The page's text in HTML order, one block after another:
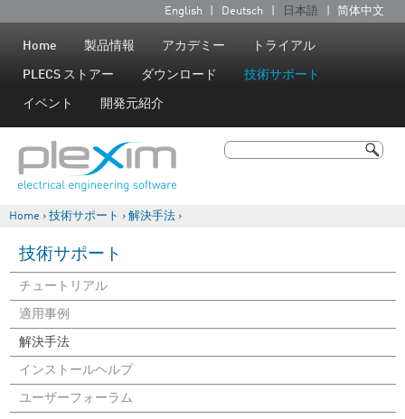
Jump to navigation
言
語
English Deutsch 日本語 简体中文
Home 製品情報 アカデミー トライアル
PLECS ストアー ダウンロード 技術サポート
イベント 開発元紹介
検索
現在地
Home › 技術サポート › 解決手法 ›
技術サポート
チュートリアル
適用事例
解決手法
インストールヘルプ
ユーザーフォーラム